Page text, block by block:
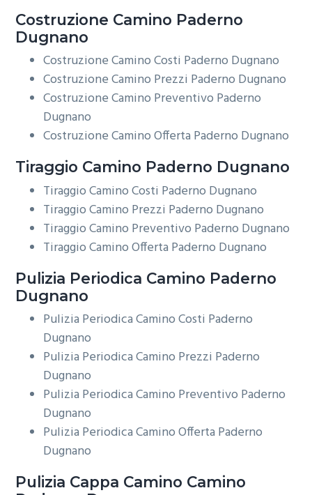
Costruzione Camino Paderno
Dugnano
Costruzione Camino Costi Paderno Dugnano
Costruzione Camino Prezzi Paderno Dugnano
Costruzione Camino Preventivo Paderno
Dugnano
Costruzione Camino Offerta Paderno Dugnano
Tiraggio Camino Paderno Dugnano
Tiraggio Camino Costi Paderno Dugnano
Tiraggio Camino Prezzi Paderno Dugnano
Tiraggio Camino Preventivo Paderno Dugnano
Tiraggio Camino Offerta Paderno Dugnano
Pulizia Periodica Camino Paderno
Dugnano
Pulizia Periodica Camino Costi Paderno
Dugnano
Pulizia Periodica Camino Prezzi Paderno
Dugnano
Pulizia Periodica Camino Preventivo Paderno
Dugnano
Pulizia Periodica Camino Offerta Paderno
Dugnano
Pulizia Cappa Camino Camino